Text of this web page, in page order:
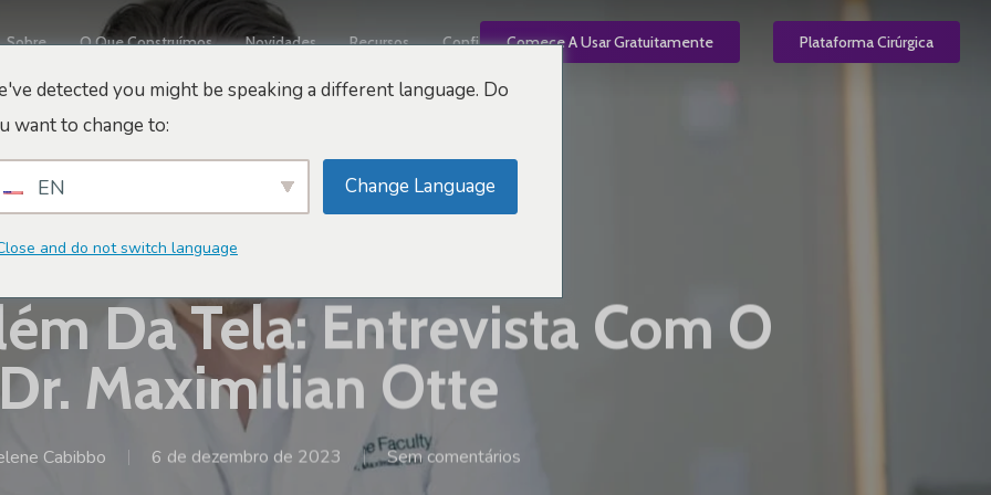
Sobre O Que Construímos Novidades Recursos Confiável PT
Comece A Usar Gratuitamente Plataforma Cirúrgica
Conversas Sobre Arbrea
Da Tela: Entrevista Com O
Dr. Maximilian Otte
Cabibbo 6 de dezembro de 2023 Sem comentários
detected you might be speaking a different language. Do
want to change to:
EN Change Language
and do not switch language